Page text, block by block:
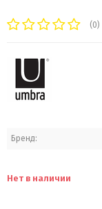
(0)
Бренд:
Нет в наличии